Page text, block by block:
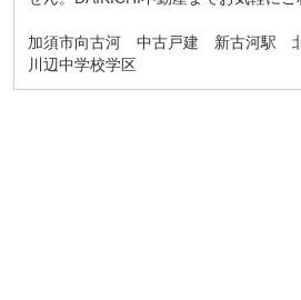
加須市向古河 中古戸建 新古河駅
川辺中学校学区